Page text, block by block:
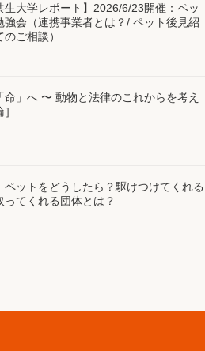
生大学レポート】2026/6/23開催：ペッ
強会（連携事業者とは？/ ペット後見紹
ご相談）
命」へ 〜 動物と法律のこれからを考え
ペットをどうしたら？駆けつけてくれる
ってくれる団体とは？